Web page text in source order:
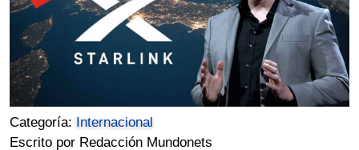
Categoría: Internacional
Escrito por Redacción Mundonets